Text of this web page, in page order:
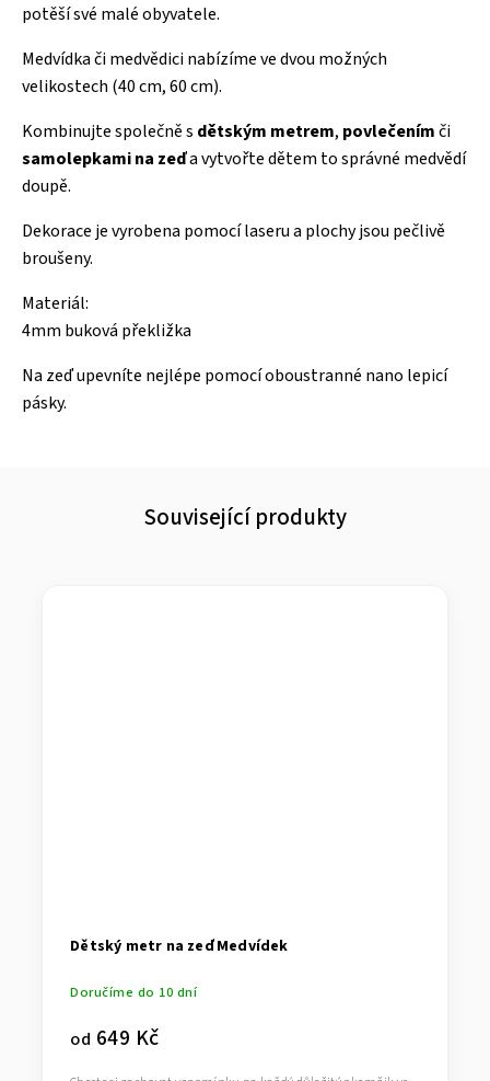
potěší své malé obyvatele.
Medvídka či medvědici nabízíme ve dvou možných
velikostech (40 cm, 60 cm).
Kombinujte společně s dětským metrem, povlečenímči
samolepkami na zeďa vytvořte dětem to správné medvědí
doupě.
Dekorace je vyrobena pomocí laseru a plochy jsou pečlivě
broušeny.
Materiál:
4mm buková překližka
Na zeď upevníte nejlépe pomocí oboustranné nano lepicí
pásky.
Související produkty
Dětský metr na zeď Medvídek
Doručíme do 10 dní
od 649 Kč